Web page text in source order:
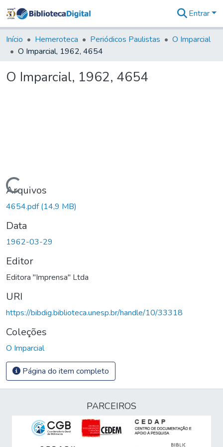
&
Coleções
Tudo na
Digital
Entrar
Início Hemeroteca Periódicos Paulistas
O Imparcial
O Imparcial, 1962, 4654
O Imparcial, 1962, 4654
Carregando...
Arquivos
4654.pdf(14,9 MB)
Data
1962-03-29
Editor
Editora "Imprensa" Ltda
URI
https://bibdig.biblioteca.unesp.br/handle/10/33318
Coleções
O Imparcial
Página do item completo
PARCEIROS